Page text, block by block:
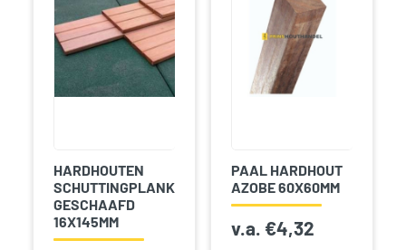
HARDHOUTEN
SCHUTTINGPLANK
GESCHAAFD
16X145MM
PAAL HARDHOUT
AZOBE 60X60MM
v.a. €4,32